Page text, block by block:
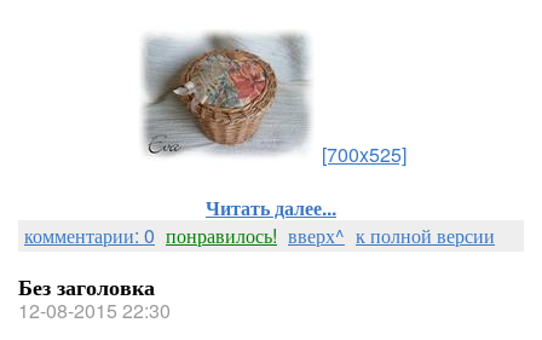
[700x525]
Читать далее...
комментарии: 0 понравилось! вверх^ к полной версии
Без заголовка
12-08-2015 22:30